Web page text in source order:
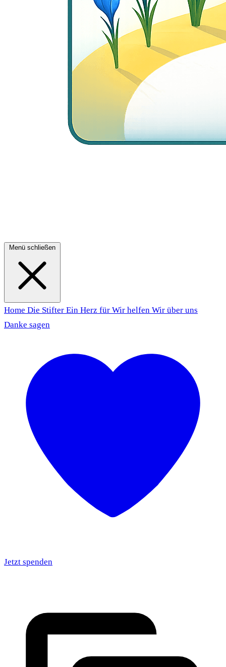
Menü schließen
Home Die Stifter Ein Herz für Wir helfen Wir über uns
Danke sagen
Jetzt spenden